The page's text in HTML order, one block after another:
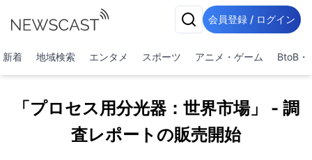
会員登録 / ログイン
新着 地域検索 エンタメ スポーツ アニメ・ゲーム BtoB・
「プロセス用分光器：世界市場」 - 調
査レポートの販売開始